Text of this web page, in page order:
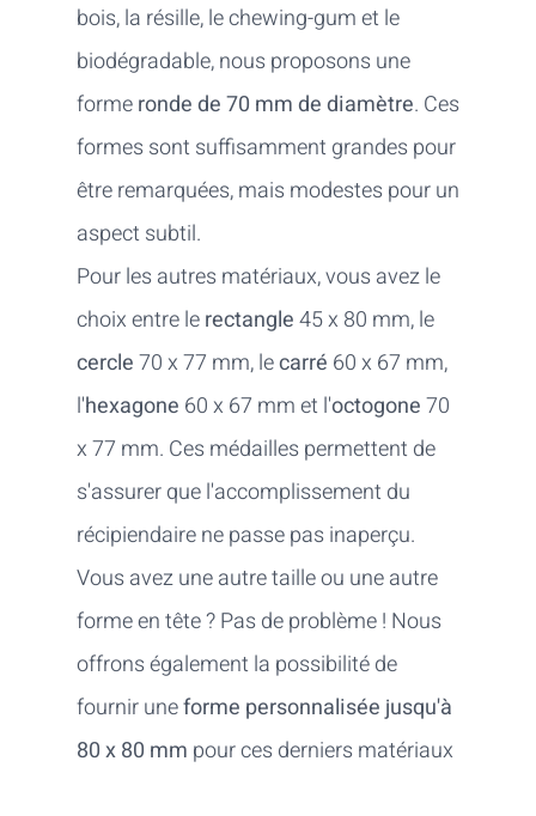
bois, la résille, le chewing-gum et le
biodégradable, nous proposons une
formeronde de 70 mm de diamètre. Ces
formes sont suffisamment grandes pour
être remarquées, mais modestes pour un
aspect subtil.
Pour les autres matériaux, vous avez le
choix entre lerectangle45 x 80 mm, le
cercle70 x 77 mm, lecarré 60 x 67 mm,
l'hexagone 60 x 67 mm et l'octogone70
x 77 mm. Ces médailles permettent de
s'assurer que l'accomplissement du
récipiendaire ne passe pas inaperçu.
Vous avez une autre taille ou une autre
forme en tête ? Pas de problème ! Nous
offrons également la possibilité de
fournir uneforme personnalisée jusqu'à
80 x 80 mm pour ces derniers matériaux